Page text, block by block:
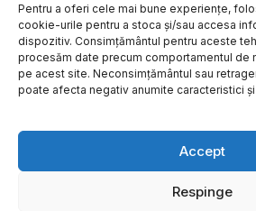
Pentru a oferi cele mai bune experiențe,
cookie-urile pentru a stoca și/sau accesa
dispozitiv. Consimțământul pentru aceste
procesăm date precum comportamentul de
pe acest site. Neconsimțământul sau
poate afecta negativ anumite caracteristici
Accept
Respinge
Copyright ©2026